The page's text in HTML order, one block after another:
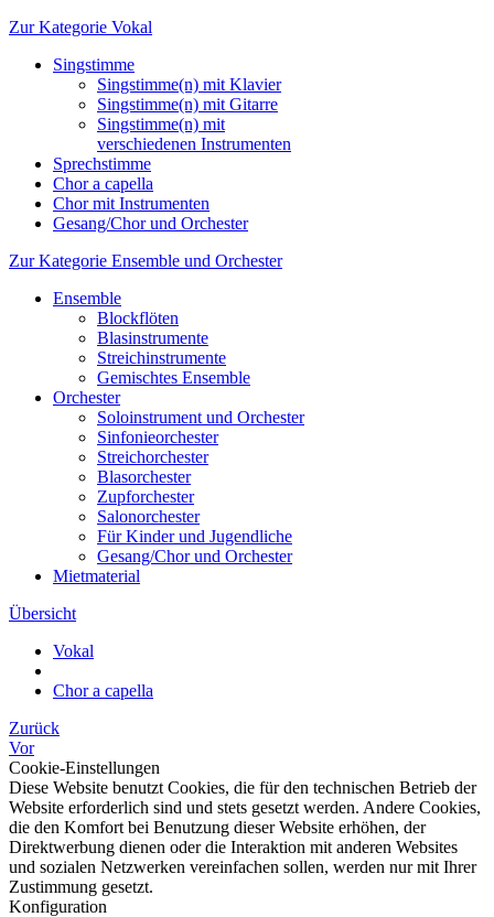
Zur Kategorie Vokal
Singstimme
Singstimme(n) mit Klavier
Singstimme(n) mit Gitarre
Singstimme(n) mit
verschiedenen Instrumenten
Sprechstimme
Chor a capella
Chor mit Instrumenten
Gesang/Chor und Orchester
Zur Kategorie Ensemble und Orchester
Ensemble
Blockflöten
Blasinstrumente
Streichinstrumente
Gemischtes Ensemble
Orchester
Soloinstrument und Orchester
Sinfonieorchester
Streichorchester
Blasorchester
Zupforchester
Salonorchester
Für Kinder und Jugendliche
Gesang/Chor und Orchester
Mietmaterial
Übersicht
Vokal
Chor a capella
Zurück
Vor
Cookie-Einstellungen
Diese Website benutzt Cookies, die für den technischen Betrieb der
Website erforderlich sind und stets gesetzt werden. Andere Cookies,
die den Komfort bei Benutzung dieser Website erhöhen, der
Direktwerbung dienen oder die Interaktion mit anderen Websites
und sozialen Netzwerken vereinfachen sollen, werden nur mit Ihrer
Zustimmung gesetzt.
Konfiguration